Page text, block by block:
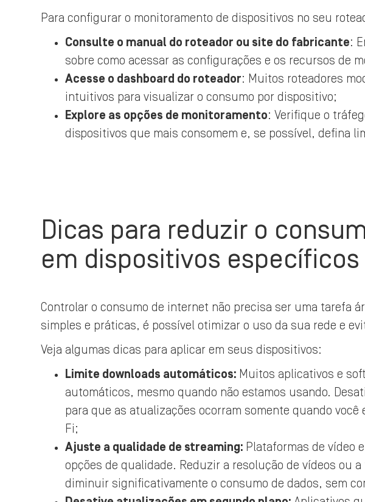
Para configurar o monitoramento de dispositivos no seu
Consulte o manual do roteador ou site do fabricante:
sobre como acessar as configurações e os recursos de
Acesse o dashboard do roteador: Muitos roteadores
intuitivos para visualizar o consumo por dispositivo;
Explore as opções de monitoramento: Verifique o
dispositivos que mais consomem e, se possível, defina
Dicas para reduzir o
em dispositivos específicos
Controlar o consumo de internet não precisa ser uma tarefa
simples e práticas, é possível otimizar o uso da sua rede e
Veja algumas dicas para aplicar em seus dispositivos:
Limite downloads automáticos: Muitos aplicativos e
automáticos, mesmo quando não estamos usando.
para que as atualizações ocorram somente quando você
Fi;
Ajuste a qualidade de streaming: Plataformas de vídeo
opções de qualidade. Reduzir a resolução de vídeos ou
diminuir significativamente o consumo de dados, sem